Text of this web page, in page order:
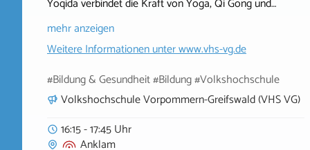
Yoqida verbindet die Kraft von Yoga, Qi Gong und…
mehr anzeigen
Weitere Informationen unterwww.vhs-vg.de
#Bildung & Gesundheit #Bildung #Volkshochschule
Volkshochschule Vorpommern-Greifswald (VHS VG)
16:15 - 17:45 Uhr
Anklam